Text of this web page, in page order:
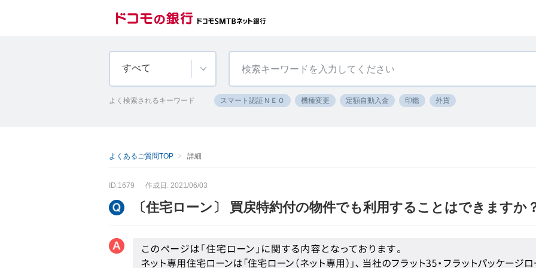
すべて
よく検索されるキーワード スマート認証ＮＥＯ 機種変更 定額自動入金 印鑑 外貨
よくあるご質問TOP 詳細
ID:1679 作成日: 2021/06/03
〔住宅ローン〕 買戻特約付の物件でも利用することはできますか